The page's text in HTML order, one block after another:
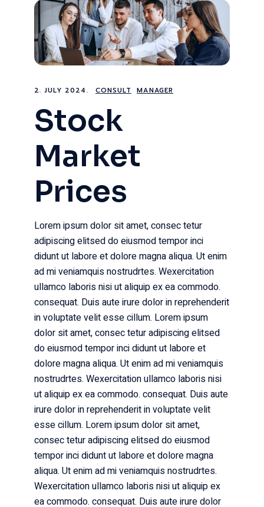
2. JULY 2024. CONSULT MANAGER
Stock
Market
Prices
Lorem ipsum dolor sit amet, consec tetur
adipiscing elitsed do eiusmod tempor inci
didunt ut labore et dolore magna aliqua. Ut enim
ad mi veniamquis nostrudrtes. Wexercitation
ullamco laboris nisi ut aliquip ex ea commodo.
consequat. Duis aute irure dolor in reprehenderit
in voluptate velit esse cillum. Lorem ipsum
dolor sit amet, consec tetur adipiscing elitsed
do eiusmod tempor inci didunt ut labore et
dolore magna aliqua. Ut enim ad mi veniamquis
nostrudrtes. Wexercitation ullamco laboris nisi
ut aliquip ex ea commodo. consequat. Duis aute
irure dolor in reprehenderit in voluptate velit
esse cillum. Lorem ipsum dolor sit amet,
consec tetur adipiscing elitsed do eiusmod
tempor inci didunt ut labore et dolore magna
aliqua. Ut enim ad mi veniamquis nostrudrtes.
Wexercitation ullamco laboris nisi ut aliquip ex
ea commodo. consequat. Duis aute irure dolor